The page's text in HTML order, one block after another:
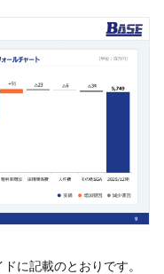
に記載のとおりです。